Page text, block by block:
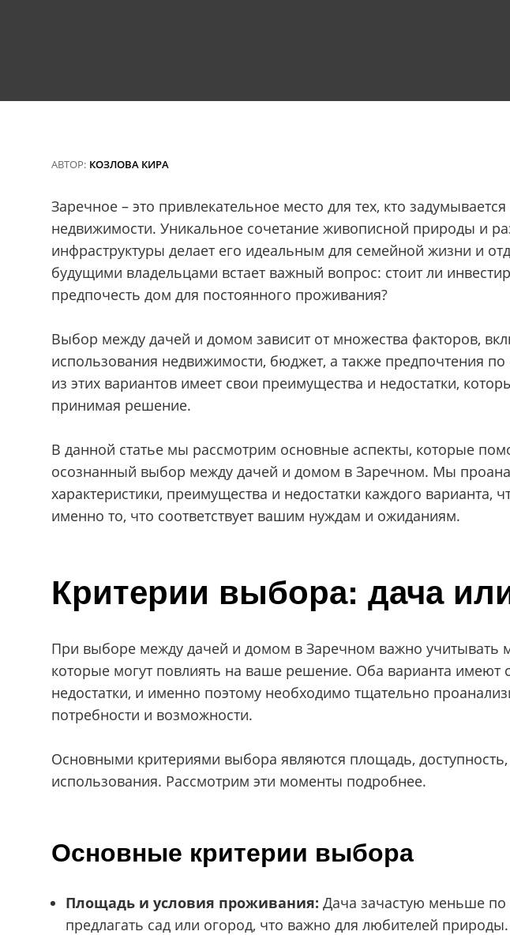
АВТОР: КОЗЛОВА КИРА
Заречное – это привлекательное место для тех, кто
недвижимости. Уникальное сочетание живописной природы и
инфраструктуры делает его идеальным для семейной жизни и
будущими владельцами встает важный вопрос: стоит ли
предпочесть дом для постоянного проживания?
Выбор между дачей и домом зависит от множества факторов,
использования недвижимости, бюджет, а также предпочтения
из этих вариантов имеет свои преимущества и недостатки,
принимая решение.
В данной статье мы рассмотрим основные аспекты, которые
осознанный выбор между дачей и домом в Заречном. Мы
характеристики, преимущества и недостатки каждого варианта,
именно то, что соответствует вашим нуждам и ожиданиям.
Критерии выбора: дача
При выборе между дачей и домом в Заречном важно учитывать
которые могут повлиять на ваше решение. Оба варианта имеют
недостатки, и именно поэтому необходимо тщательно
потребности и возможности.
Основными критериями выбора являются площадь, доступность,
использования. Рассмотрим эти моменты подробнее.
Основные критерии выбора
Площадь и условия проживания: Дача зачастую меньше
предлагать сад или огород, что важно для любителей природы.